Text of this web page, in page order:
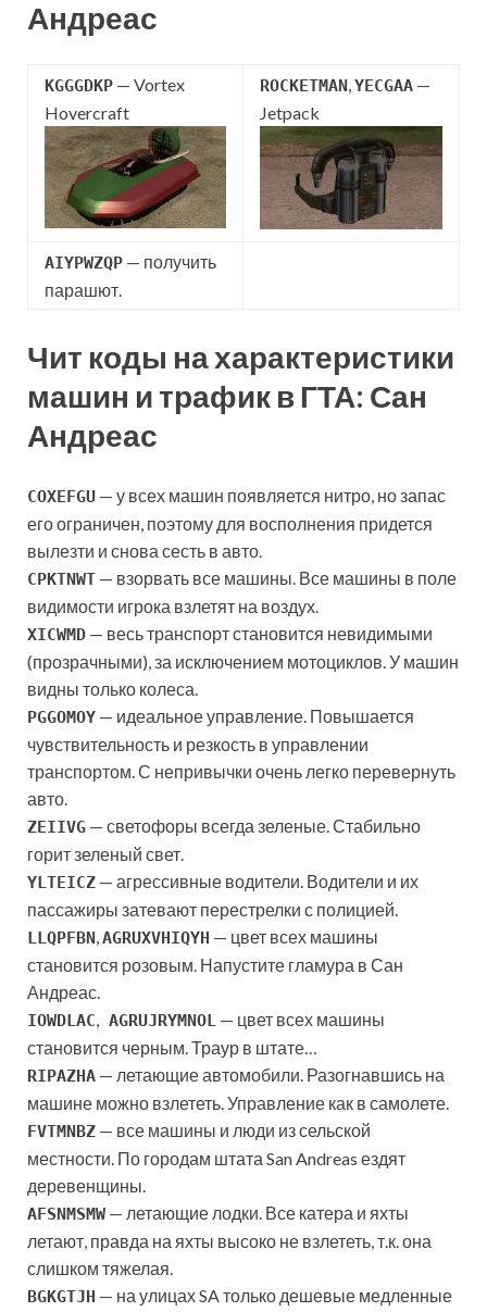
Андреас
KGGGDKP — Vortex
Hovercraft
ROCKETMAN,YECGAA —
Jetpack
AIYPWZQP — получить
парашют.
Чит коды на характеристики
машин и трафик в ГТА: Сан
Андреас
COXEFGU — у всех машин появляется нитро, но запас
его ограничен, поэтому для восполнения придется
вылезти и снова сесть в авто.
CPKTNWT — взорвать все машины. Все машины в поле
видимости игрока взлетят на воздух.
XICWMD — весь транспорт становится невидимыми
(прозрачными), за исключением мотоциклов. У машин
видны только колеса.
PGGOMOY — идеальное управление. Повышается
чувствительность и резкость в управлении
транспортом. С непривычки очень легко перевернуть
авто.
ZEIIVG — светофоры всегда зеленые. Стабильно
горит зеленый свет.
YLTEICZ — агрессивные водители. Водители и их
пассажиры затевают перестрелки с полицией.
LLQPFBN,AGRUXVHIQYH — цвет всех машины
становится розовым. Напустите гламура в Сан
Андреас.
IOWDLAC, AGRUJRYMNOL — цвет всех машины
становится черным. Траур в штате…
RIPAZHA — летающие автомобили. Разогнавшись на
машине можно взлететь. Управление как в самолете.
FVTMNBZ — все машины и люди из сельской
местности. По городам штата San Andreas ездят
деревенщины.
AFSNMSMW — летающие лодки. Все катера и яхты
летают, правда на яхты высоко не взлететь, т.к. она
слишком тяжелая.
BGKGTJH — на улицах SA только дешевые медленные